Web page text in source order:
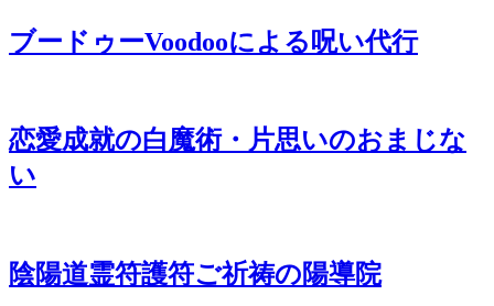
ブードゥーVoodooによる呪い代行
恋愛成就の白魔術・片思いのおまじな
い
陰陽道霊符護符ご祈祷の陽導院